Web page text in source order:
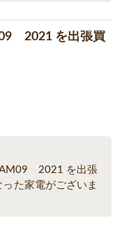
2021 を出張買
AM09 2021 を出張
た家電がございま